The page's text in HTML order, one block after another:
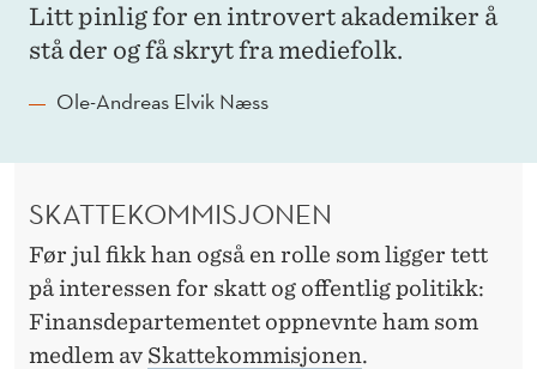
Litt pinlig for en introvert akademiker å
stå der og få skryt fra mediefolk.
Ole-Andreas Elvik Næss
SKATTEKOMMISJONEN
Før jul fikk han også en rolle som ligger tett
på interessen for skatt og offentlig politikk:
Finansdepartementet oppnevnte ham som
medlem av Skattekommisjonen.